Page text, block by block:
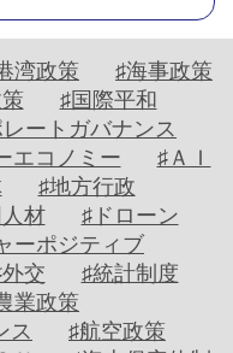
ー
カ
ス
エ
ッ
ジ
湾政策
♯海事政策
♯国際平和
ートガバナンス
エコノミー
♯ＡＩ
♯地方行政
材
♯ドローン
ーポジティブ
交
♯統計制度
業政策
ス
♯航空政策